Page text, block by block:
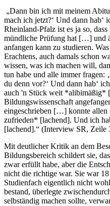
„Dann bin ich mit meinem
mach ich jetzt?‘ Und dann
Rheinland-Pfalz ist es ja so,
mündliche Prüfung hat […] und
anfangen kann zu studieren.
Erachtens, auch damals schon
wissen, was ich machen will,
tun habe und alle immer fragen:
du denn vor?‘ Und dann hab‘
auch 'n Stück weit *alibimäßig*
Bildungswissenschaft
eingeschrieben […] konnte allen
zufrieden* [lachend]. Und ich
[lachend].“ (Interview SR, Zeile
Mit deutlicher Kritik an dem
Bildungsbereich schildert sie,
zwar erfüllt habe, aber die
nicht die richtige war. Sie war
Studienfach eigentlich nicht
bestand, überlegte
selbständig machen sollte,